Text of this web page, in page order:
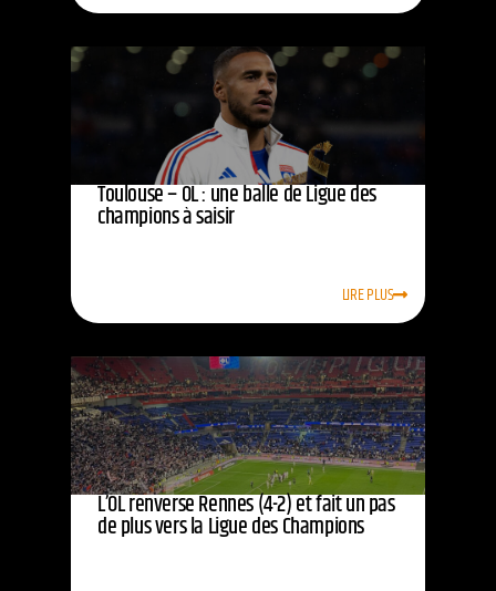
Toulouse – OL : une balle de Ligue des
champions à saisir
LIRE PLUS
L’OL renverse Rennes (4-2) et fait un pas
de plus vers la Ligue des Champions